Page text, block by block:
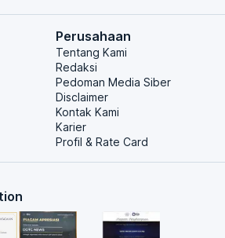
Perusahaan
Tentang Kami
Redaksi
Pedoman Media Siber
Disclaimer
Kontak Kami
Karier
Profil & Rate Card